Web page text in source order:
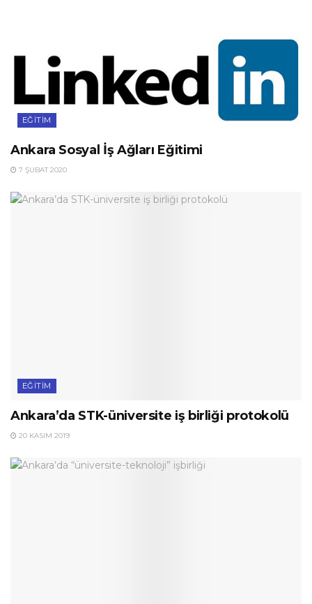
EĞITIM
Ankara Sosyal İş Ağları Eğitimi
7 ŞUBAT 2020
EĞITIM
Ankara’da STK-üniversite iş birliği protokolü
20 KASIM 2019